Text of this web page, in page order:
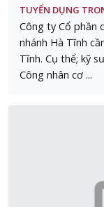
TUYỂN DỤNG
Công ty Cổ phần
nhánh Hà Tĩnh
Tĩnh. Cụ thể; kỹ
Công nhân cơ ...